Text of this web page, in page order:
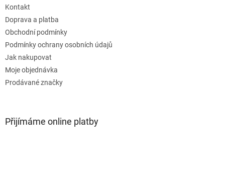
Kontakt
Doprava a platba
Obchodní podmínky
Podmínky ochrany osobních údajů
Jak nakupovat
Moje objednávka
Prodávané značky
Přijímáme online platby